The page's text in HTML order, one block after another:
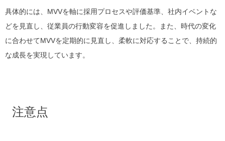
具体的には、MVVを軸に採用プロセスや評価基準、社内イベントな
どを見直し、従業員の行動変容を促進しました。また、時代の変化
に合わせてMVVを定期的に見直し、柔軟に対応することで、持続的
な成長を実現しています。
注意点